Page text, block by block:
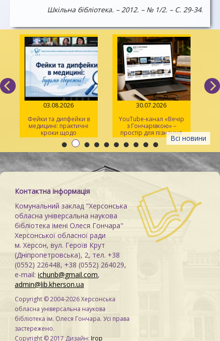
Шкільна бібліотека. – 2012. – № 1/2. – С. 29-34.
Всі новини
03.08.2026
Фейки та дипфейки в
медицині: практичні
кроки щодо
розпізнавання
30.07.2026
YouTube-канал «Вечір
з Гончарівкою» –
простір для пізнання
та натхнення
Контактна інформація
Комунальний заклад "Херсонська
обласна універсальна наукова
бібліотека імені Олеся Гончара"
Херсонської обласної ради
м. Херсон, вул. Героїв Крут
(Дніпропетровська), 2, тел. +38
(0552) 226448, +38 (0552) 264029,
e-mail: ichunb@gmail.com,
admin@lib.kherson.ua
Copyright © 2004-2026 Херсонська
обласна універсальна наукова
бібліотека ім. Олеся Гончара. Усі права
застережено.
Copyright © 2017 Дизайн: Ігор